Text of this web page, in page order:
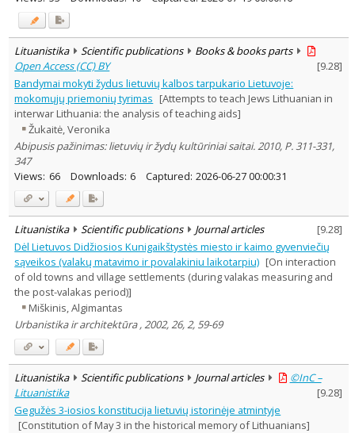
Lituanistika Scientific publications
Books & books parts
Open Access (CC) BY
[9.28]
Bandymai mokyti žydus lietuvių kalbos tarpukario Lietuvoje:
mokomųjų priemonių tyrimas [Attempts to teach Jews Lithuanian in
interwar Lithuania: the analysis of teaching aids]
Žukaitė, Veronika
Abipusis pažinimas: lietuvių ir žydų kultūriniai saitai. 2010, P. 311-331,
347
Views: 66 Downloads: 6 Captured: 2026-06-27 00:00:31
Lituanistika Scientific publications Journal articles [9.28]
Dėl Lietuvos Didžiosios Kunigaikštystės miesto ir kaimo gyvenviečių
sąveikos (valakų matavimo ir povalakiniu laikotarpiu) [On interaction
of old towns and village settlements (during valakas measuring and
the post-valakas period)]
Miškinis, Algimantas
Urbanistika ir architektūra , 2002, 26, 2, 59-69
Lituanistika Scientific publications Journal articles
©InC –
Lituanistika
[9.28]
Gegužės 3-iosios konstitucija lietuvių istorinėje atmintyje
[Constitution of May 3 in the historical memory of Lithuanians]